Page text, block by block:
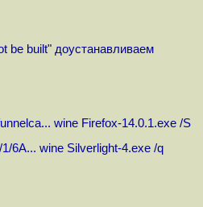
be built" доустанавливаем
wine Firefox-14.0.1.exe /S
6A... wine Silverlight-4.exe /q